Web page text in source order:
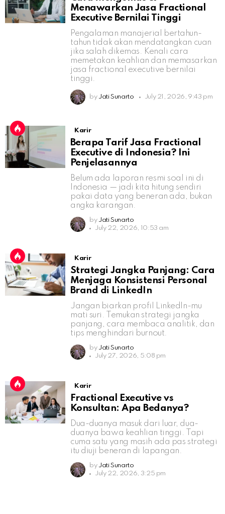
Menawarkan Jasa Fractional
Executive Bernilai Tinggi
Pengalaman manajerial bertahun-
tahun tidak akan mendatangkan cuan
jika salah dikemas. Kenali cara
memetakan keahlian dan memasarkan
jasa fractional executive bernilai
tinggi.
by Jati Sunarto July 21, 2026, 9:43 pm
Karir
Berapa Tarif Jasa Fractional
Executive di Indonesia? Ini
Penjelasannya
Belum ada laporan resmi soal ini di
Indonesia — jadi kita hitung sendiri
pakai data yang beneran ada, bukan
angka karangan.
by Jati Sunarto
July 22, 2026, 10:53 am
Karir
Strategi Jangka Panjang: Cara
Menjaga Konsistensi Personal
Brand di LinkedIn
Jangan biarkan profil LinkedIn-mu
mati suri. Temukan strategi jangka
panjang, cara membaca analitik, dan
tips menghindari burnout.
by Jati Sunarto
July 27, 2026, 5:08 pm
Karir
Fractional Executive vs
Konsultan: Apa Bedanya?
Dua-duanya masuk dari luar, dua-
duanya bawa keahlian tinggi. Tapi
cuma satu yang masih ada pas strategi
itu diuji beneran di lapangan.
by Jati Sunarto
July 22, 2026, 3:25 pm